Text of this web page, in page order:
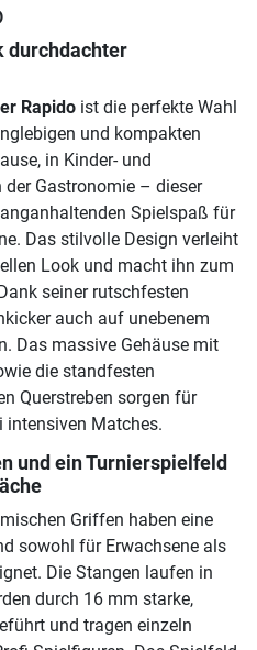
durchdachter
Rapido ist die perfekte Wahl
und kompakten
in Kinder- und
Gastronomie – dieser
Spielspaß für
Das stilvolle Design verleiht
Look und macht ihn zum
seiner rutschfesten
auch auf unebenem
Das massive Gehäuse mit
die standfesten
Querstreben sorgen für
Matches.
und ein Turnierspielfeld
Griffen haben eine
sowohl für Erwachsene als
Die Stangen laufen in
durch 16 mm starke,
und tragen einzeln